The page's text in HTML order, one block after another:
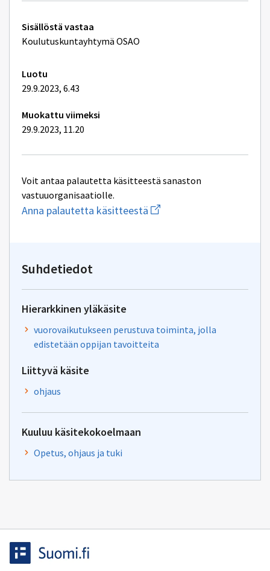
Tekniset
lisätiedot
Sisällöstä vastaa
Koulutuskuntayhtymä OSAO
Luotu
29.9.2023, 6.43
Muokattu viimeksi
29.9.2023, 11.20
Voit antaa palautetta käsitteestä sanaston
vastuuorganisaatiolle.
Anna palautetta käsitteestä Aloita
uuden
Suhdetiedot
Hierarkkinen yläkäsite
vuorovaikutukseen perustuva toiminta, jolla
edistetään oppijan tavoitteita
Liittyvä käsite
ohjaus
Kuuluu käsitekokoelmaan
Opetus, ohjaus ja tuki